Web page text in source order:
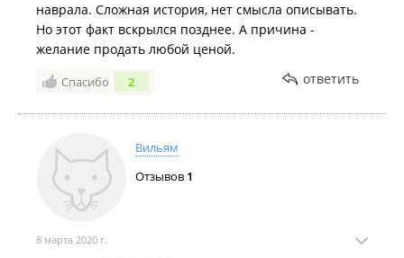
наврала. Сложная история, нет смысла описывать.
Но этот факт вскрылся позднее. А причина -
желание продать любой ценой.
Спасибо 2 ответить
Вильям
Отзывов 1
8 марта 2020 г.